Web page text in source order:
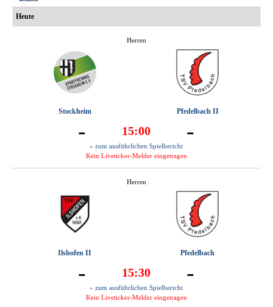
Heute
Herren
Stockheim Pfedelbach II
- 15:00 -
» zum ausführlichen Spielbericht
Kein Liveticker-Melder eingetragen
Herren
Ilshofen II Pfedelbach
- 15:30 -
» zum ausführlichen Spielbericht
Kein Liveticker-Melder eingetragen